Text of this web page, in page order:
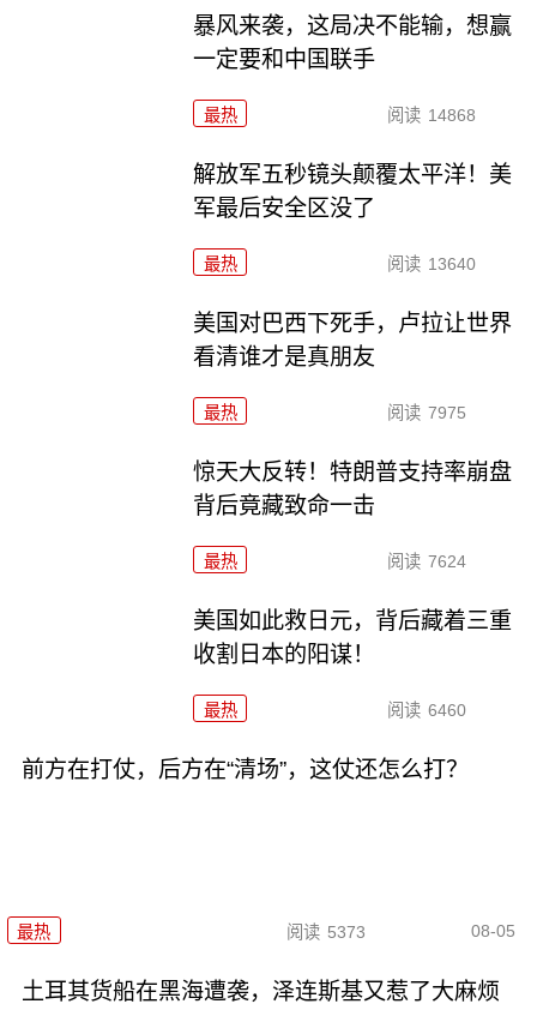
暴风来袭，这局决不能输，想赢
一定要和中国联手
最热 阅读 14868
解放军五秒镜头颠覆太平洋！美
军最后安全区没了
最热 阅读 13640
美国对巴西下死手，卢拉让世界
看清谁才是真朋友
最热 阅读 7975
惊天大反转！特朗普支持率崩盘
背后竟藏致命一击
最热 阅读 7624
美国如此救日元，背后藏着三重
收割日本的阳谋！
最热 阅读 6460
前方在打仗，后方在“清场”，这仗还怎么打？
最热 阅读 5373 08-05
土耳其货船在黑海遭袭，泽连斯基又惹了大麻烦